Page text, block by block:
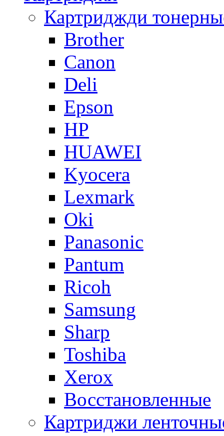
Картриджди
Brother
Canon
Deli
Epson
HP
HUAWEI
Kyocera
Lexmark
Oki
Panasonic
Pantum
Ricoh
Samsung
Sharp
Toshiba
Xerox
Восстановленные
Картриджи